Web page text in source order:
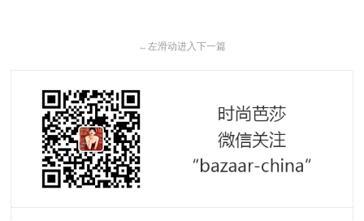
←左滑动进入下一篇